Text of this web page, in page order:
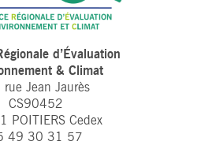
d’Évaluation
& Climat
Jean Jaurès
CS90452
POITIERS Cedex
49 30 31 57